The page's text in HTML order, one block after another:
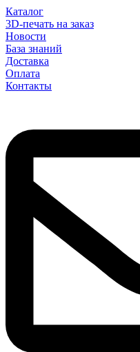
Каталог
3D-печать на заказ
Новости
База знаний
Доставка
Оплата
Контакты